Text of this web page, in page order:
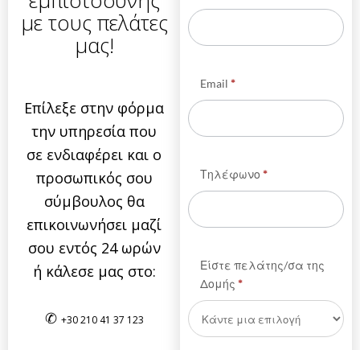
με τους πελάτες
μας!
Επίλεξε στην φόρμα
την υπηρεσία που
σε ενδιαφέρει και ο
προσωπικός σου
σύμβουλος θα
επικοινωνήσει μαζί
σου εντός 24 ωρών
ή κάλεσε μας στο:
✆ +30 210 41 37 123
Email *
Τηλέφωνο *
Είστε πελάτης/σα της
Δομής *